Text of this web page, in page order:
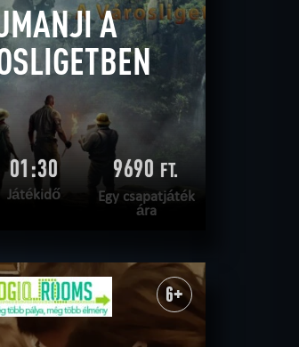
A
01:30
Játékidő
9690 FT.
Egy csapatjáték
ára
AKAROK | 6+